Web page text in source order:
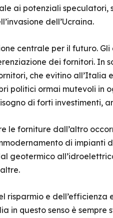
ai potenziali
dell’Ucraina.
centrale per il futuro.
dei fornitori. In
che evitino all’Italia
politici ormai mutevoli in
di forti investimenti,
le forniture dall’altro
di impianti
geotermico
risparmio e
in questo senso è